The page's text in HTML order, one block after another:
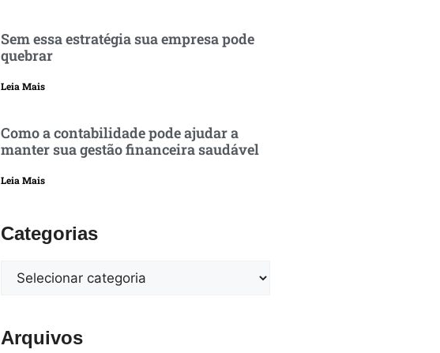
Sem essa estratégia sua empresa pode
quebrar
Leia Mais
Como a contabilidade pode ajudar a
manter sua gestão financeira saudável
Leia Mais
Categorias
Arquivos